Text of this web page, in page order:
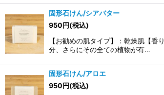
固形石けん/シアバター
950円(税込)
【お勧めの肌タイプ】：乾燥肌【
分、さらにその全ての植物が有…
固形石けん/アロエ
950円(税込)